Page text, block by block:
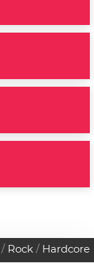
Rock Hardcore